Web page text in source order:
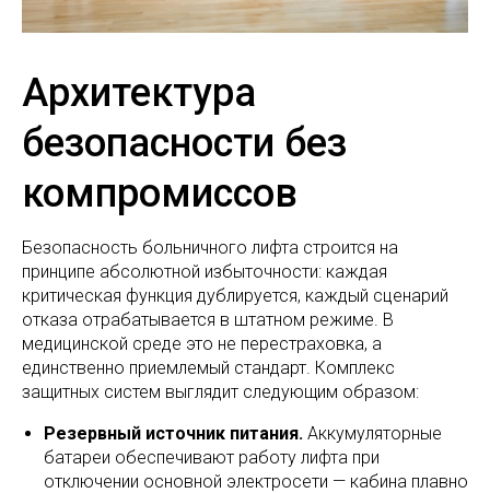
Архитектура
безопасности без
компромиссов
Безопасность больничного лифта строится на
принципе абсолютной избыточности: каждая
критическая функция дублируется, каждый сценарий
отказа отрабатывается в штатном режиме. В
медицинской среде это не перестраховка, а
единственно приемлемый стандарт. Комплекс
защитных систем выглядит следующим образом:
Резервный источник питания. Аккумуляторные
батареи обеспечивают работу лифта при
отключении основной электросети — кабина плавно